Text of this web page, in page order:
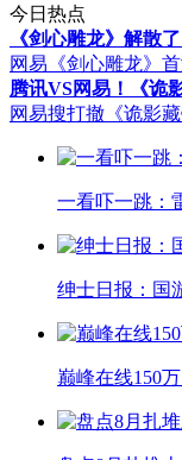
今日热点
《剑心雕龙》解散
网易《剑心雕龙》
腾讯VS网易！《诡
网易搜打撤《诡影
一看吓一跳：
绅士日报：国
巅峰在线150